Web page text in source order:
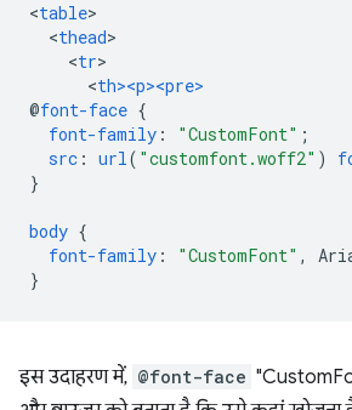
<table
<thead
<tr
<th><p><pre>
@font-face {
font-family : "CustomFont" ;
src : url( "customfont.woff2" )
}
body {
font-family : "CustomFont" ,
}
इस उदाहरण में, @font-face